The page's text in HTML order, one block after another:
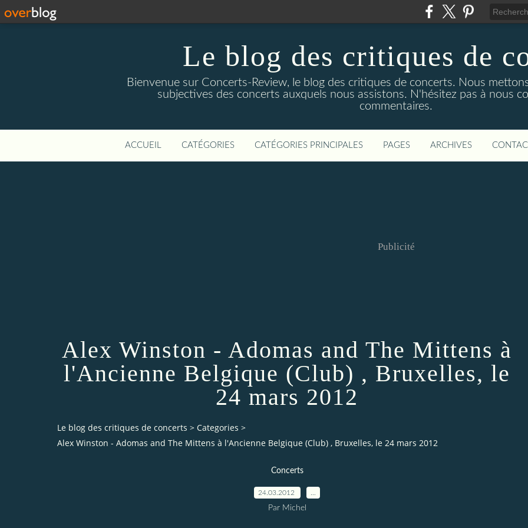
Le blog des critiques de
Bienvenue sur Concerts-Review, le blog des critiques de concerts. Nous
subjectives des concerts auxquels nous assistons. N'hésitez pas à nous
commentaires.
ACCUEIL CATÉGORIES CATÉGORIES PRINCIPALES PAGES ARCHIVES
Publicité
Alex Winston - Adomas and The Mittens à
l'Ancienne Belgique (Club) , Bruxelles, le
24 mars 2012
Le blog des critiques de concerts > Categories >
Alex Winston - Adomas and The Mittens à l'Ancienne Belgique (Club) , Bruxelles, le 24 mars 2012
Concerts
24.03.2012
Par Michel